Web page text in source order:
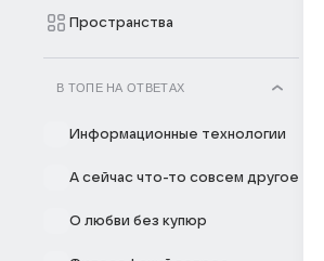
Пространства
В ТОПЕ НА ОТВЕТАХ
Информационные технологии
А сейчас что-то совсем другое
О любви без купюр